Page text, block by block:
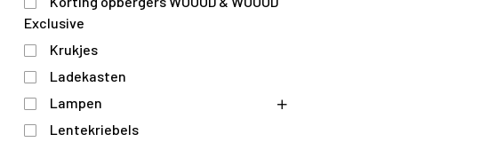
Exclusive
Krukjes
Ladekasten
Lampen
Lentekriebels